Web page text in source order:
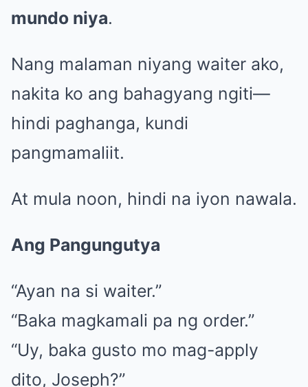
mundo niya.
Nang malaman niyang waiter ako,
nakita ko ang bahagyang ngiti—
hindi paghanga, kundi
pangmamaliit.
At mula noon, hindi na iyon nawala.
Ang Pangungutya
“Ayan na si waiter.”
“Baka magkamali pa ng order.”
“Uy, baka gusto mo mag-apply
dito, Joseph?”